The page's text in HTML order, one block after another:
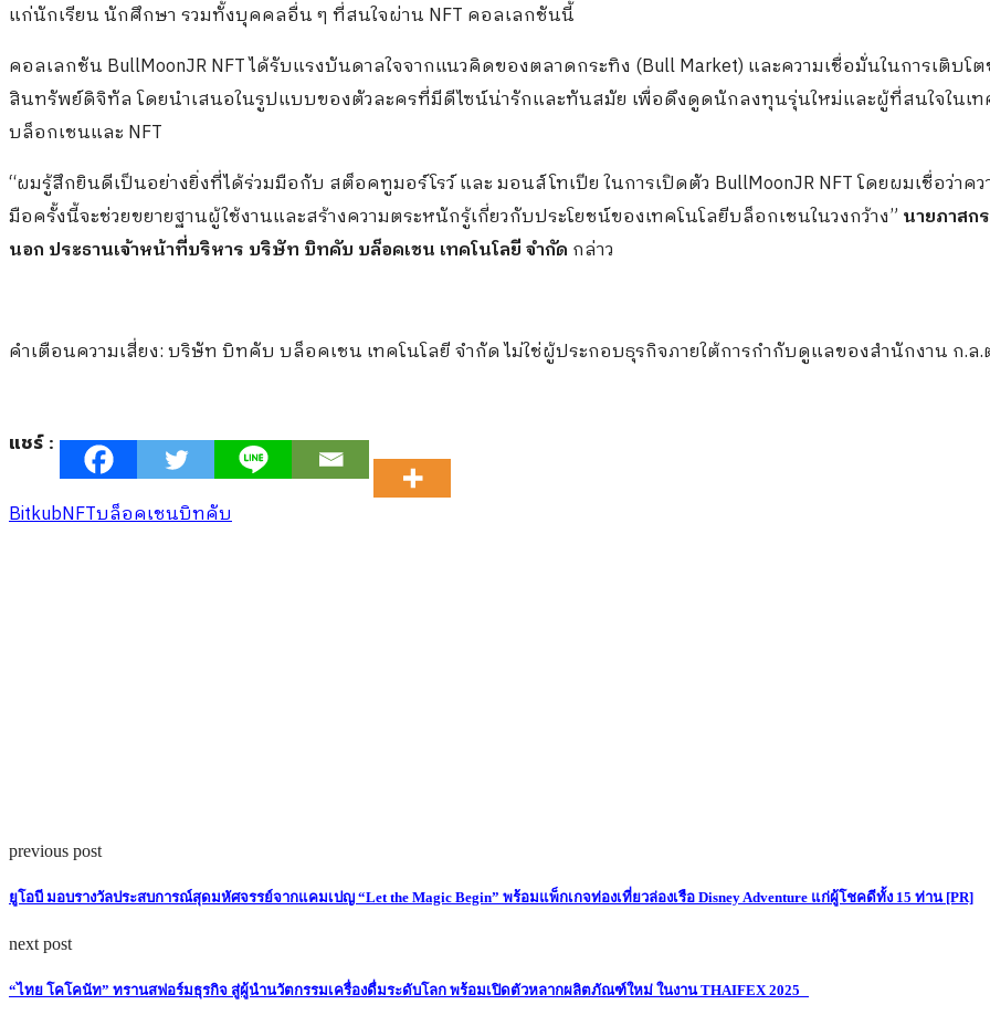
แก่นักเรียน นักศึกษา รวมทั้งบุคคลอื่น ๆ ที่สนใจผ่าน NFT คอลเลกชันนี้
คอลเลกชัน BullMoonJR NFT ได้รับแรงบันดาลใจจากแนวคิดของตลาดกระทิง (Bull Market) และความเชื่อมั่นในการเติบโ
สินทรัพย์ดิจิทัล โดยนำเสนอในรูปแบบของตัวละครที่มีดีไซน์น่ารักและทันสมัย เพื่อดึงดูดนักลงทุนรุ่นใหม่และผู้ที่สนใจในเท
บล็อกเชนและ NFT
“ผมรู้สึกยินดีเป็นอย่างยิ่งที่ได้ร่วมมือกับ สต็อคทูมอร์โรว์ และ มอนส์โทเปีย ในการเปิดตัว BullMoonJR NFT โดยผมเชื่อว่าคว
มือครั้งนี้จะช่วยขยายฐานผู้ใช้งานและสร้างความตระหนักรู้เกี่ยวกับประโยชน์ของเทคโนโลยีบล็อกเชนในวงกว้าง” นายภาสก
นอก ประธานเจ้าหน้าที่บริหาร บริษัท บิทคับ บล็อคเชน เทคโนโลยี จำกัด กล่าว
คำเตือนความเสี่ยง: บริษัท บิทคับ บล็อคเชน เทคโนโลยี จำกัด ไม่ใช่ผู้ประกอบธุรกิจภายใต้การกำกับดูแลของสำนักงาน ก.ล.
แชร์ :
BitkubNFTบล็อคเชนบิทคับ
previous post
ยูโอบี มอบรางวัลประสบการณ์สุดมหัศจรรย์จากแคมเปญ “Let the Magic Begin” พร้อมแพ็กเกจท่องเที่ยวล่องเรือ Disney Adventure แก่ผู้โชคดีทั้ง 15 ท่าน [PR]
next post
“ไทย โคโคนัท” ทรานสฟอร์มธุรกิจ สู่ผู้นำนวัตกรรมเครื่องดื่มระดับโลก พร้อมเปิดตัวหลากผลิตภัณฑ์ใหม่ ในงาน THAIFEX 2025